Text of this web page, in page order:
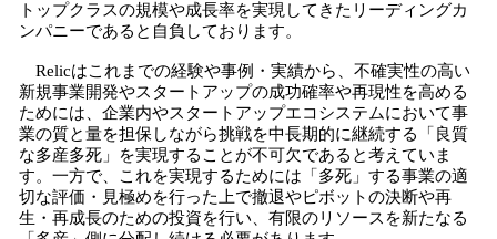
トップクラスの規模や成長率を実現してきたリーディングカ
ンパニーであると自負しております。
Relicはこれまでの経験や事例・実績から、不確実性の高い
新規事業開発やスタートアップの成功確率や再現性を高める
ためには、企業内やスタートアップエコシステムにおいて事
業の質と量を担保しながら挑戦を中長期的に継続する「良質
な多産多死」を実現することが不可欠であると考えていま
す。一方で、これを実現するためには「多死」する事業の適
切な評価・見極めを行った上で撤退やピボットの決断や再
生・再成長のための投資を行い、有限のリソースを新たなる